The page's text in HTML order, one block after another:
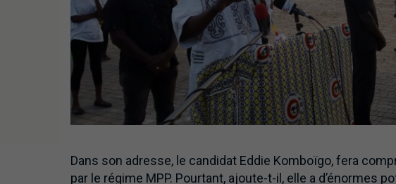
Dans son adresse, le candidat Eddie Komboïgo, fera
par le régime MPP. Pourtant, ajoute-t-il, elle a d’énormes